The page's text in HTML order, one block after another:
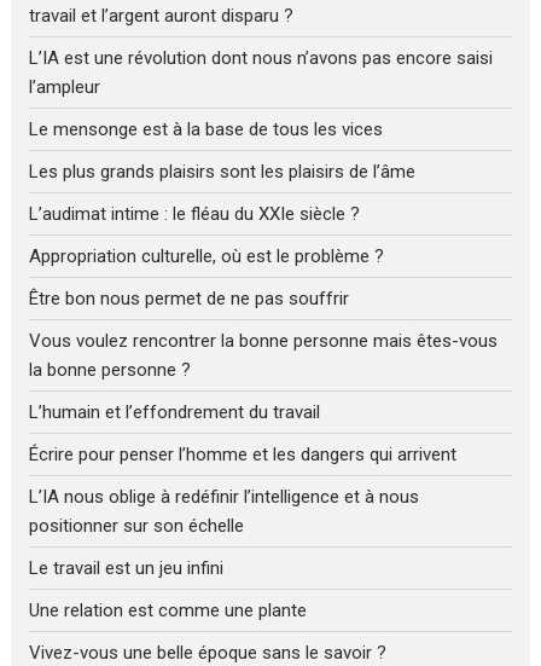
travail et l’argent auront disparu ?
L’IA est une révolution dont nous n’avons pas encore saisi
l’ampleur
Le mensonge est à la base de tous les vices
Les plus grands plaisirs sont les plaisirs de l’âme
L’audimat intime : le fléau du XXIe siècle ?
Appropriation culturelle, où est le problème ?
Être bon nous permet de ne pas souffrir
Vous voulez rencontrer la bonne personne mais êtes-vous
la bonne personne ?
L’humain et l’effondrement du travail
Écrire pour penser l’homme et les dangers qui arrivent
L’IA nous oblige à redéfinir l’intelligence et à nous
positionner sur son échelle
Le travail est un jeu infini
Une relation est comme une plante
Vivez-vous une belle époque sans le savoir ?